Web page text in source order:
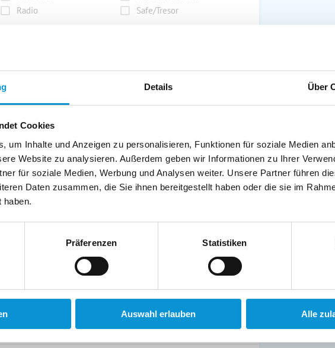
Details Über
Cookies
um Inhalte und Anzeigen zu personalisieren, Funktionen für soziale Medien
Website zu analysieren. Außerdem geben wir Informationen zu Ihrer
für soziale Medien, Werbung und Analysen weiter. Unsere Partner führen
Daten zusammen, die Sie ihnen bereitgestellt haben oder die sie im
haben.
Präferenzen Statistiken
Auswahl erlauben Alle
Radio Safe/Tresor
Carport
Grill
Grillplatz
Abstellraum
Geschirrtücher inkl.
Handtücher inkl.
Strandkorb am Strand
Frühstück möglich
Halbpension möglich